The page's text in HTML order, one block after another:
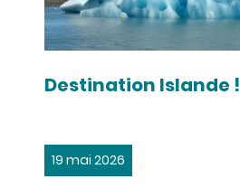
Destination Islande !
19 mai 2026